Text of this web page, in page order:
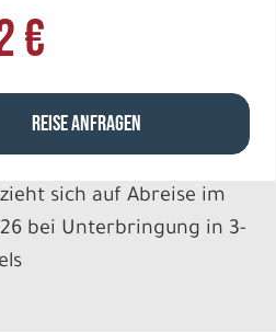
€
REISE ANFRAGEN
sich auf Abreise im
bei Unterbringung in 3-